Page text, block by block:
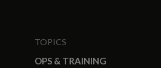
TOPICS
OPS & TRAINING